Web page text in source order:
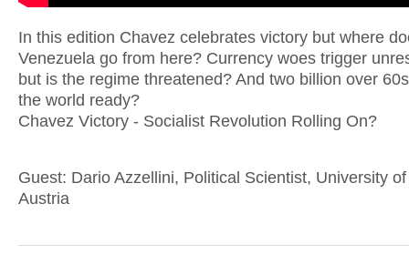
In this edition Chavez celebrates victory but where
Venezuela go from here? Currency woes trigger
but is the regime threatened? And two billion over
the world ready?
Chavez Victory - Socialist Revolution Rolling On?
Guest: Dario Azzellini, Political Scientist, University
Austria